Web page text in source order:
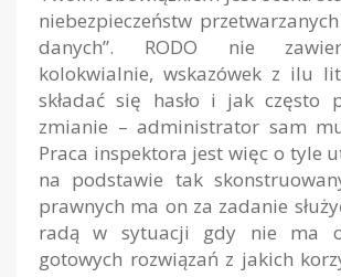
niebezpieczeństw
danych”. RODO nie
kolokwialnie, wskazówek z ilu
składać się hasło i jak często
zmianie – administrator sam
Praca inspektora jest więc o tyle
na podstawie tak
prawnych ma on za zadanie
radą w sytuacji gdy nie ma
gotowych rozwiązań z jakich